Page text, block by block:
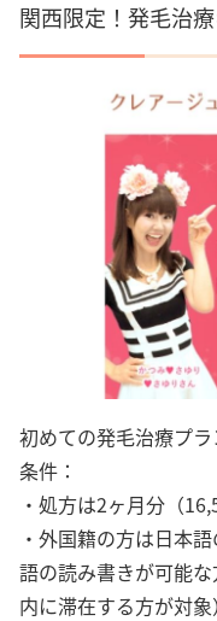
関西限定！発毛治
初めての発毛治療プ
条件：
・処方は2ヶ月分（
・外国籍の方は日本
語の読み書きが可能
内に滞在する方が対象）